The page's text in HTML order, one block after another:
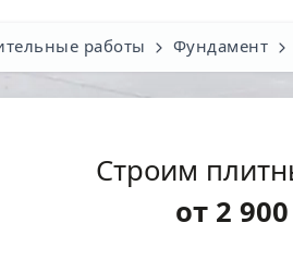
работы Фундамент
Строим
от 2 900